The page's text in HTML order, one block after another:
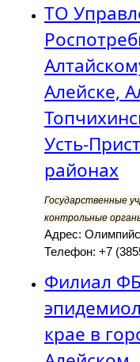
ТО
Алейске,
Усть-
районах
Государственные
контрольные
Адрес:
Телефон: +7
Филиал
крае в